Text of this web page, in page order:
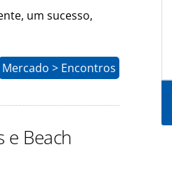
um sucesso,
Mercado > Encontros
e Beach